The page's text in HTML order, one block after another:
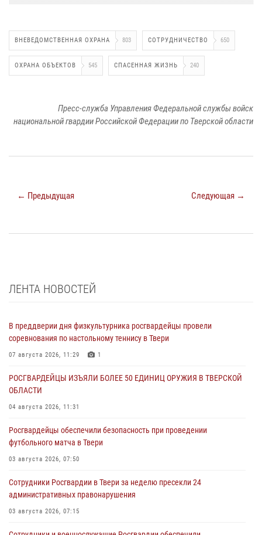
ВНЕВЕДОМСТВЕННАЯ ОХРАНА 803 СОТРУДНИЧЕСТВО 650
ОХРАНА ОБЪЕКТОВ 545 СПАСЕННАЯ ЖИЗНЬ 240
Пресс-служба Управления Федеральной службы войск
национальной гвардии Российской Федерации по Тверской области
← Предыдущая Следующая →
ЛЕНТА НОВОСТЕЙ
В преддверии дня физкультурника росгвардейцы провели
соревнования по настольному теннису в Твери
07 августа 2026, 11:29 1
РОСГВАРДЕЙЦЫ ИЗЪЯЛИ БОЛЕЕ 50 ЕДИНИЦ ОРУЖИЯ В ТВЕРСКОЙ
ОБЛАСТИ
04 августа 2026, 11:31
Росгвардейцы обеспечили безопасность при проведении
футбольного матча в Твери
03 августа 2026, 07:50
Сотрудники Росгвардии в Твери за неделю пресекли 24
административных правонарушения
03 августа 2026, 07:15